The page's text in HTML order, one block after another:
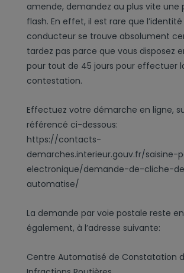
amende, demandez au plus vite une
flash. En effet, il est rare que
conducteur se trouve absolument
tardez pas parce que vous disposez
pour tout de 45 jours pour effectuer
contestation.
Effectuez votre démarche en ligne,
référencé ci-dessous:
https://contacts-
demarches.interieur.gouv.fr/saisine-
electronique/demande-de-cliche-
automatise/
La demande par voie postale reste
également, à l’adresse suivante:
Centre Automatisé de Constatation